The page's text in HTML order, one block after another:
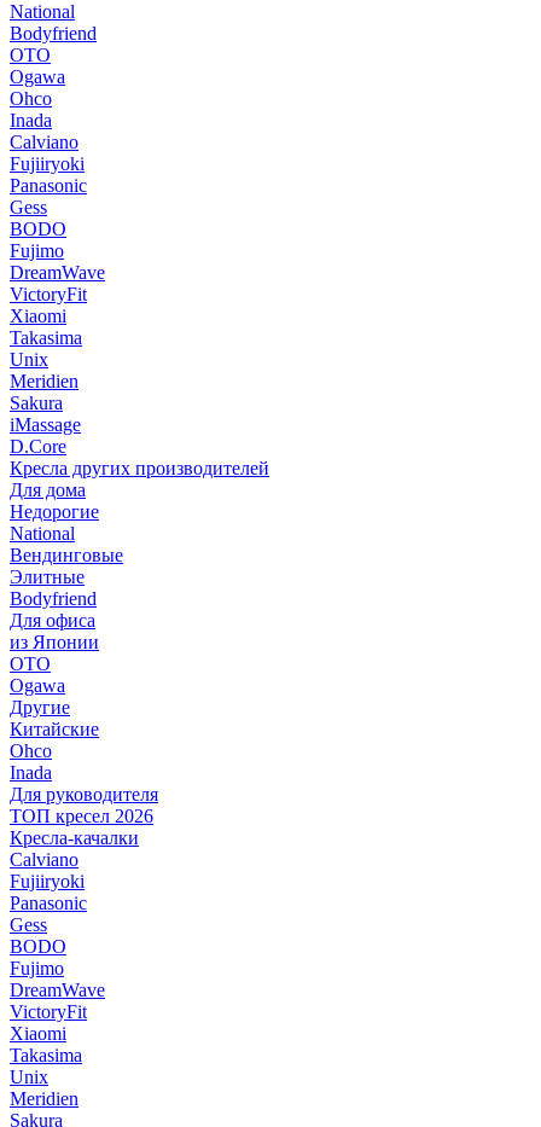
National
Bodyfriend
OTO
Ogawa
Ohco
Inada
Calviano
Fujiiryoki
Panasonic
Gess
BODO
Fujimo
DreamWave
VictoryFit
Xiaomi
Takasima
Unix
Meridien
Sakura
iMassage
D.Core
Кресла других производителей
Для дома
Недорогие
National
Вендинговые
Элитные
Bodyfriend
Для офиса
из Японии
OTO
Ogawa
Другие
Китайские
Ohco
Inada
Для руководителя
ТОП кресел 2026
Кресла-качалки
Calviano
Fujiiryoki
Panasonic
Gess
BODO
Fujimo
DreamWave
VictoryFit
Xiaomi
Takasima
Unix
Meridien
Sakura